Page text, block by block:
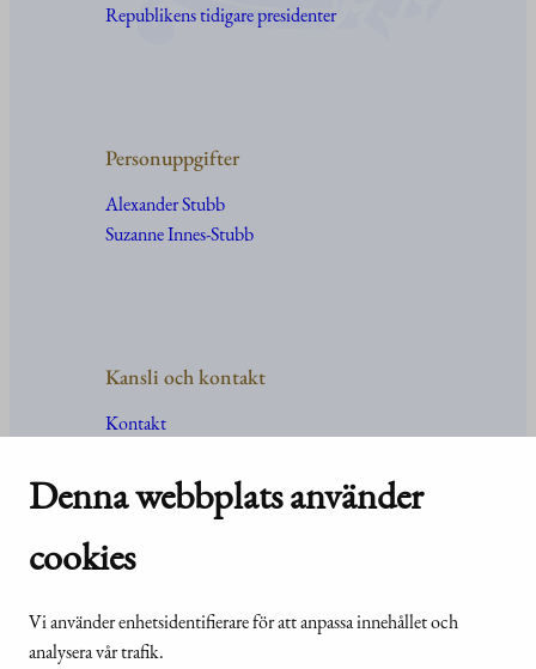
Denna webbplats använder
cookies
Vi använder enhetsidentifierare för att anpassa innehållet och
analysera vår trafik.
Republikens tidigare presidenter
Personuppgifter
Alexander Stubb
Suzanne Innes-Stubb
Kansli och kontakt
Kontakt
För media
Vanliga frågor och svar
© Republikens
presidents kansli